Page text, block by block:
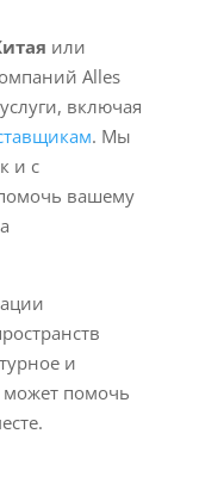
или
Alles
включая
. Мы
и с
вашему
и
может помочь